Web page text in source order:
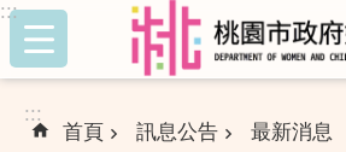
跳到主要內容區塊
:::
:::
首頁 訊息公告 最新消息